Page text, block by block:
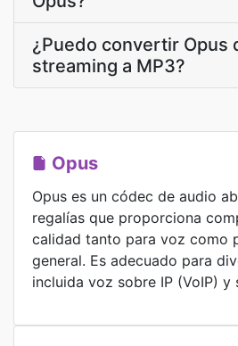
¿Puedo convertir Opus
streaming a MP3?
Opus
Opus es un códec de audio
regalías que proporciona
calidad tanto para voz como
general. Es adecuado para
incluida voz sobre IP (VoIP) y